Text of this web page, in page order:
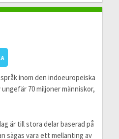
inom den indoeuropeiska
70 miljoner människor,
är till stora delar baserad på
sägas vara ett mellanting av